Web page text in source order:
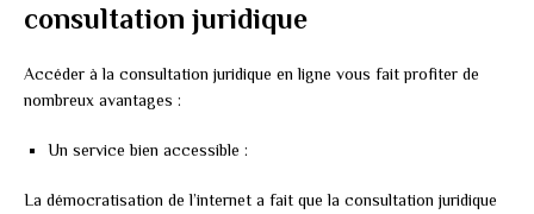
consultation juridique
Accéder à la consultation juridique en ligne vous fait profiter de
nombreux avantages :
Un service bien accessible :
La démocratisation de l’internet a fait que la consultation juridique